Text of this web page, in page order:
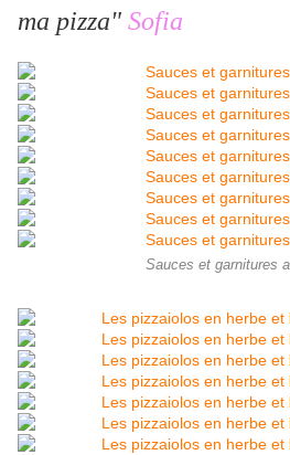
ma pizza" Sofia
Sauces et garnitures